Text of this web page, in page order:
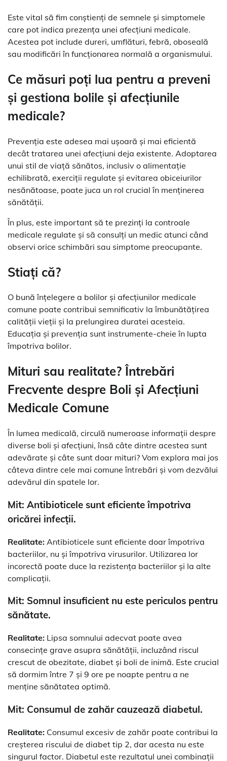
Este vital să fim conștienți de semnele și simptomele
care pot indica prezența unei afecțiuni medicale.
Acestea pot include dureri, umflături, febră, oboseală
sau modificări în funcționarea normală a organismului.
Ce măsuri poți lua pentru a preveni
și gestiona bolile și afecțiunile
medicale?
Prevenția este adesea mai ușoară și mai eficientă
decât tratarea unei afecțiuni deja existente. Adoptarea
unui stil de viață sănătos, inclusiv o alimentație
echilibrată, exerciții regulate și evitarea obiceiurilor
nesănătoase, poate juca un rol crucial în menținerea
sănătății.
În plus, este important să te prezinți la controale
medicale regulate și să consulți un medic atunci când
observi orice schimbări sau simptome preocupante.
Stiați că?
O bună înțelegere a bolilor și afecțiunilor medicale
comune poate contribui semnificativ la îmbunătățirea
calității vieții și la prelungirea duratei acesteia.
Educația și prevenția sunt instrumente-cheie în lupta
împotriva bolilor.
Mituri sau realitate? Întrebări
Frecvente despre Boli și Afecțiuni
Medicale Comune
În lumea medicală, circulă numeroase informații despre
diverse boli și afecțiuni, însă câte dintre acestea sunt
adevărate și câte sunt doar mituri? Vom explora mai jos
câteva dintre cele mai comune întrebări și vom dezvălui
adevărul din spatele lor.
Mit: Antibioticele sunt eficiente împotriva
oricărei infecții.
Realitate: Antibioticele sunt eficiente doar împotriva
bacteriilor, nu și împotriva virusurilor. Utilizarea lor
incorectă poate duce la rezistența bacteriilor și la alte
complicații.
Mit: Somnul insuficient nu este periculos pentru
sănătate.
Realitate: Lipsa somnului adecvat poate avea
consecințe grave asupra sănătății, incluzând riscul
crescut de obezitate, diabet și boli de inimă. Este crucial
să dormim între 7 și 9 ore pe noapte pentru a ne
menține sănătatea optimă.
Mit: Consumul de zahăr cauzează diabetul.
Realitate: Consumul excesiv de zahăr poate contribui la
creșterea riscului de diabet tip 2, dar acesta nu este
singurul factor. Diabetul este rezultatul unei combinații